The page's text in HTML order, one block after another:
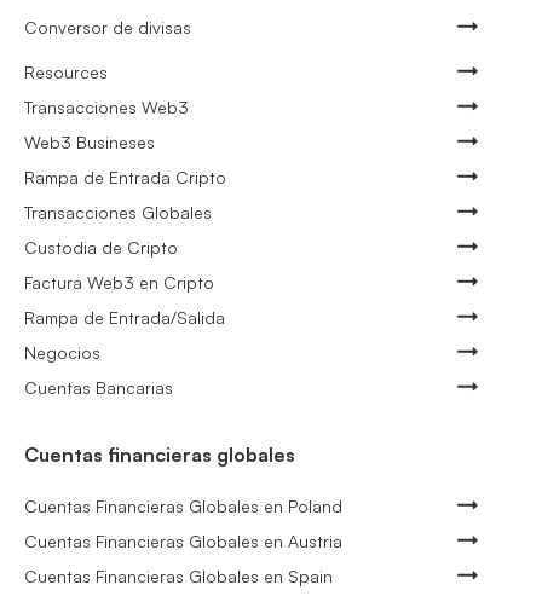
Conversor de divisas
Resources
Transacciones Web3
Web3 Busineses
Rampa de Entrada Cripto
Transacciones Globales
Custodia de Cripto
Factura Web3 en Cripto
Rampa de Entrada/Salida
Negocios
Cuentas Bancarias
Cuentas financieras globales
Cuentas Financieras Globales en Poland
Cuentas Financieras Globales en Austria
Cuentas Financieras Globales en Spain